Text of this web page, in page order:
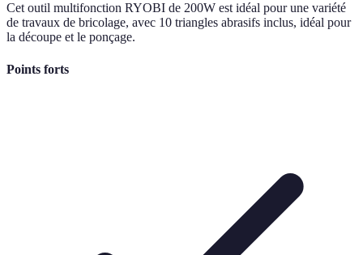
Cet outil multifonction RYOBI de 200W est idéal pour une variété
de travaux de bricolage, avec 10 triangles abrasifs inclus, idéal pour
la découpe et le ponçage.
Points forts